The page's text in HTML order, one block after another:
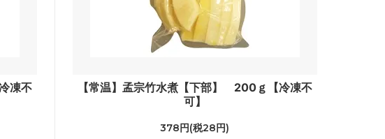
凍不
【常温】孟宗竹水煮【下部】 200ｇ【冷凍不
可】
378円(税28円)